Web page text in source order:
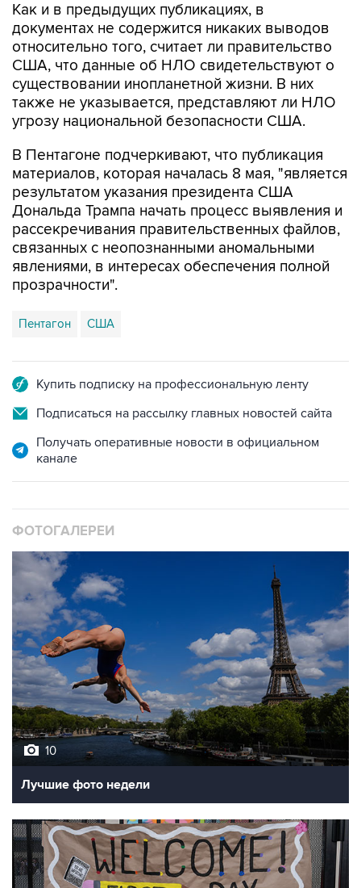
Как и в предыдущих публикациях, в
документах не содержится никаких выводов
относительно того, считает ли правительство
США, что данные об НЛО свидетельствуют о
существовании инопланетной жизни. В них
также не указывается, представляют ли НЛО
угрозу национальной безопасности США.
В Пентагоне подчеркивают, что публикация
материалов, которая началась 8 мая, "является
результатом указания президента США
Дональда Трампа начать процесс выявления и
рассекречивания правительственных файлов,
связанных с неопознанными аномальными
явлениями, в интересах обеспечения полной
прозрачности".
Пентагон США
Купить подписку на профессиональную ленту
Подписаться на рассылку главных новостей сайта
Получать оперативные новости в официальном
канале
ФОТОГАЛЕРЕИ
10
Лучшие фото недели